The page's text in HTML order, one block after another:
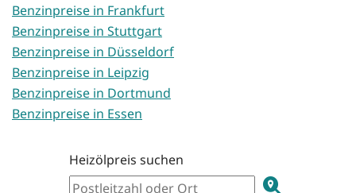
Benzinpreise in Frankfurt
Benzinpreise in Stuttgart
Benzinpreise in Düsseldorf
Benzinpreise in Leipzig
Benzinpreise in Dortmund
Benzinpreise in Essen
Heizölpreis suchen